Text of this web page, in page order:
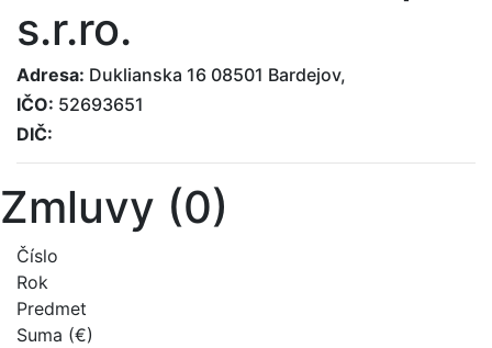
s.r.ro.
Adresa: Duklianska 16 08501 Bardejov,
IČO: 52693651
DIČ:
Zmluvy (0)
Číslo
Rok
Predmet
Suma (€)